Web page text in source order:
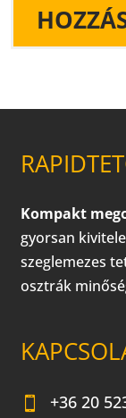
Kompakt
gyorsan
szeglemezes
osztrák
+36 20